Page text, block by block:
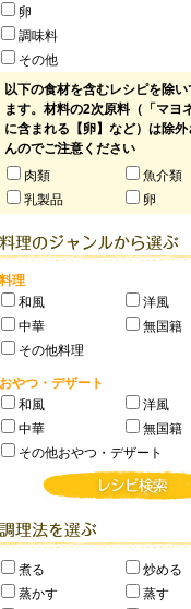
卵
調味料
その他
以下の食材を含むレシピを除い
ます。材料の2次原料（「マヨ
に含まれる【卵】など）は除
んのでご注意ください
肉類
魚介類
乳製品
卵
料理
和風
洋風
中華
無国籍
その他料理
おやつ・デザート
和風
洋風
中華
無国籍
その他おやつ・デザート
煮る
炒める
蒸かす
蒸す